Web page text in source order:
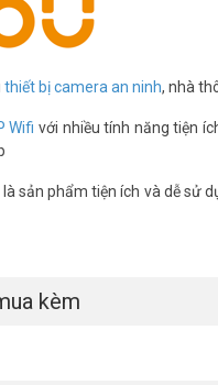
thiết bị camera an ninh, nhà
Wifi với nhiều tính năng tiện
là sản phẩm tiện ích và dễ sử
kèm